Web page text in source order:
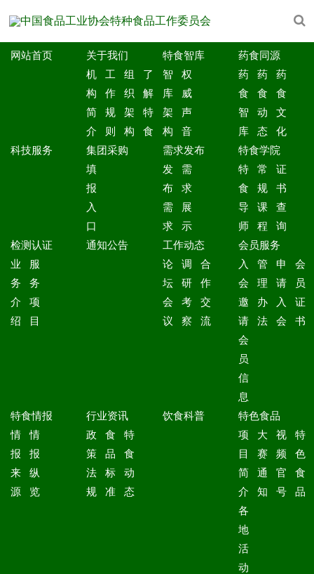
网站首页
关于我们
机
构
简
介
工
作
规
则
组
织
架
构
了
解
特
食
特食智库
智
库
架
构
权
威
声
音
药食同源
药
食
智
库
药
食
动
态
药
食
文
化
科技服务
集团采购
填
报
入
口
需求发布
发
布
需
求
需
求
展
示
特食学院
特
食
导
师
常
规
课
程
证
书
查
询
检测认证
业
务
介
绍
服
务
项
目
通知公告
工作动态
论
坛
会
议
调
研
考
察
合
作
交
流
会员服务
入
会
邀
请
管
理
办
法
申
请
入
会
会
员
证
书
会
员
信
息
特食情报
情
报
来
源
情
报
纵
览
行业资讯
政
策
法
规
食
品
标
准
特
食
动
态
饮食科普
特色食品
项
目
简
介
大
赛
通
知
视
频
官
号
特
色
食
品
各
地
活
动